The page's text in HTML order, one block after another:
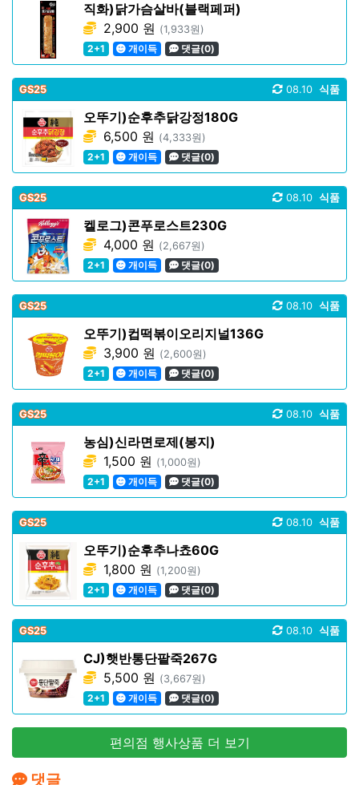
직화)닭가슴살바(블랙페퍼)
2,900 원 (1,933원)
2+1
개이득 댓글(0)
GS25 식품
08.10
오뚜기)순후추닭강정180G
6,500 원 (4,333원)
2+1
개이득 댓글(0)
GS25 식품
08.10
켈로그)콘푸로스트230G
4,000 원 (2,667원)
2+1
개이득 댓글(0)
GS25 식품
08.10
오뚜기)컵떡볶이오리지널136G
3,900 원 (2,600원)
2+1
개이득 댓글(0)
GS25 식품
08.10
농심)신라면로제(봉지)
1,500 원 (1,000원)
2+1
개이득 댓글(0)
GS25 식품
08.10
오뚜기)순후추나쵸60G
1,800 원 (1,200원)
2+1
개이득 댓글(0)
GS25 식품
08.10
CJ)햇반통단팥죽267G
5,500 원 (3,667원)
2+1
개이득 댓글(0)
편의점 행사상품 더 보기
댓글